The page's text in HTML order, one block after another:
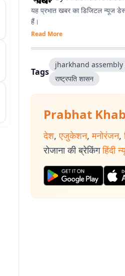
यह प्रभात खबर का डिजिटल न्यूज
हैं।
Read More
Tags
jharkhand
राष्ट्रपति शासन
Prabhat
देश, एजुकेशन, मनोरंजन,
रोजाना की ब्रेकिंग हिंदी